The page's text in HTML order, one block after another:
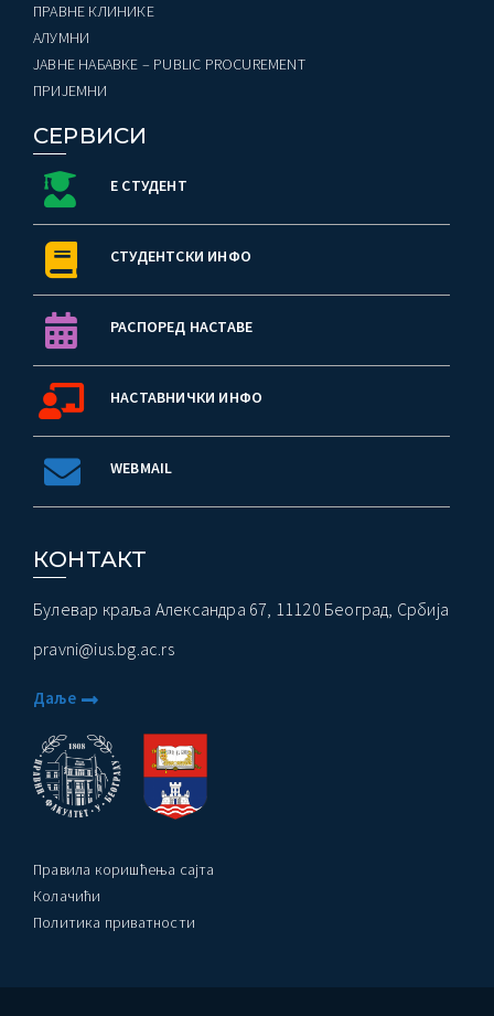
ПРАВНЕ КЛИНИКЕ
AЛУМНИ
ЈАВНЕ НАБАВКЕ – PUBLIC PROCUREMENT
ПРИЈЕМНИ
СЕРВИСИ
Е СТУДЕНТ
СТУДЕНТСКИ ИНФО
РАСПОРЕД НАСТАВЕ
НАСТАВНИЧКИ ИНФО
WEBMAIL
КОНТАКТ
Булевар краља Александра 67, 11120 Београд, Србија
pravni@ius.bg.ac.rs
Даље
Правила коришћења сајта
Колачићи
Политика приватности